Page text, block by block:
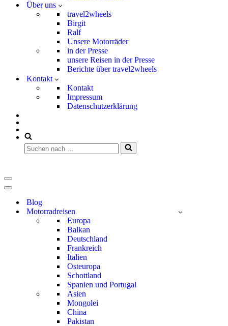
Über uns
travel2wheels
Birgit
Ralf
Unsere Motorräder
in der Presse
unsere Reisen in der Presse
Berichte über travel2wheels
Kontakt
Kontakt
Impressum
Datenschutzerklärung
Suchen
nach …
Navigationsmenü
Navigationsmenü
Blog
Motorradreisen
Europa
Balkan
Deutschland
Frankreich
Italien
Osteuropa
Schottland
Spanien und Portugal
Asien
Mongolei
China
Pakistan